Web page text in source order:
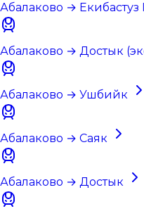
Абалаково → Екибастуз
Абалаково → Достык
Абалаково → Ушбийк
Абалаково → Саяк
Абалаково → Достык